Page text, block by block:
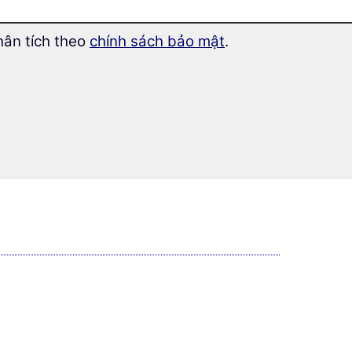
tích theo chính sách bảo mật.